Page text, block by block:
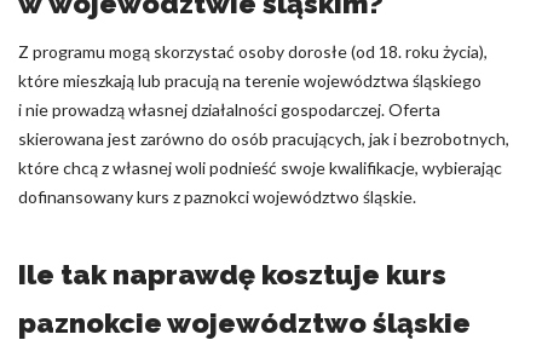
Z programu mogą skorzystać osoby dorosłe (od 18. roku życia),
które mieszkają lub pracują na terenie województwa śląskiego
i nie prowadzą własnej działalności gospodarczej. Oferta
skierowana jest zarówno do osób pracujących, jak i bezrobotnych,
które chcą z własnej woli podnieść swoje kwalifikacje, wybierając
dofinansowany kurs z paznokci województwo śląskie.
Ile tak naprawdę kosztuje kurs
paznokcie województwo śląskie